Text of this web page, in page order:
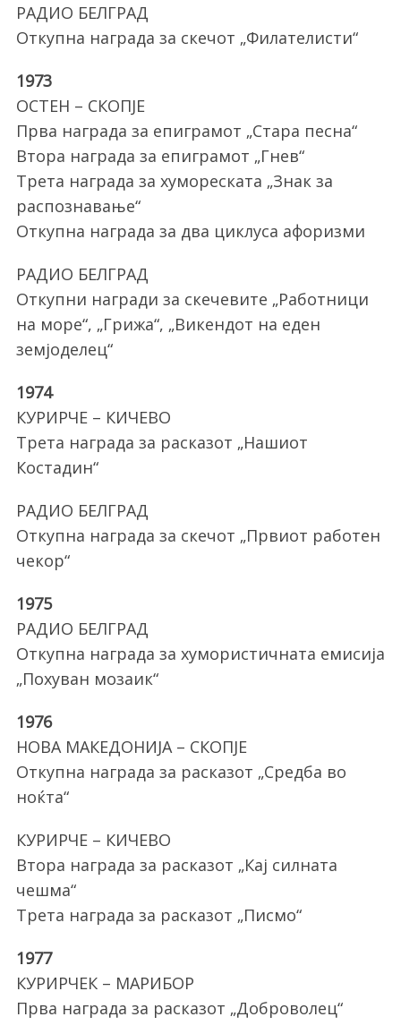
РАДИО БЕЛГРАД
Откупна награда за скечот „Филателисти“
1973
ОСТЕН – СКОПЈЕ
Прва награда за епиграмот „Стара песна“
Втора награда за епиграмот „Гнев“
Трета награда за хумореската „Знак за
распознавање“
Откупна награда за два циклуса афоризми
РАДИО БЕЛГРАД
Откупни награди за скечевите „Работници
на море“, „Грижа“, „Викендот на еден
земјоделец“
1974
КУРИРЧЕ – КИЧЕВО
Трета награда за расказот „Нашиот
Костадин“
РАДИО БЕЛГРАД
Откупна награда за скечот „Првиот работен
чекор“
1975
РАДИО БЕЛГРАД
Откупна награда за хумористичната емисија
„Похуван мозаик“
1976
НОВА МАКЕДОНИЈА – СКОПЈЕ
Откупна награда за расказот „Средба во
ноќта“
КУРИРЧЕ – КИЧЕВО
Втора награда за расказот „Кај силната
чешма“
Трета награда за расказот „Писмо“
1977
КУРИРЧЕК – МАРИБОР
Прва награда за расказот „Доброволец“
a
r